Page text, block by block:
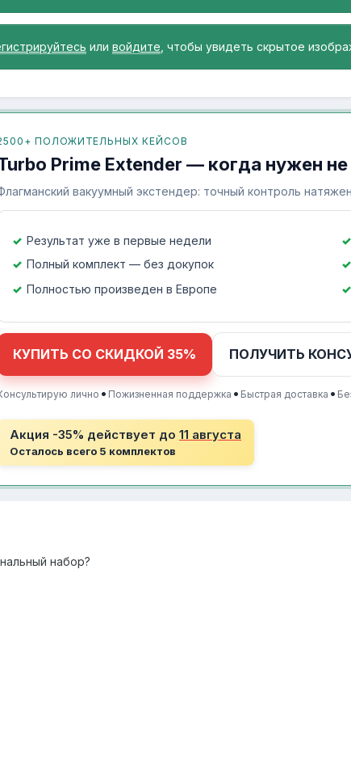
или войдите , чтобы увидеть скрытое
ПОЛОЖИТЕЛЬНЫХ КЕЙСОВ
Prime Extender — когда нужен
вакуумный экстендер: точный контроль
Результат уже в первые недели
Полный комплект — без докупок
Полностью произведен в Европе
КУПИТЬ СО СКИДКОЙ 35% ПОЛУЧИТЬ
лично • Пожизненная поддержка • Быстрая доставка •
Акция -35% действует до 11 августа
Осталось всего 5 комплектов
набор?